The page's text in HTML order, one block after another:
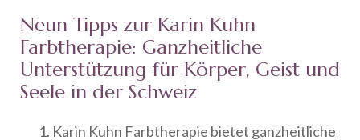
Neun Tipps zur Karin Kuhn
Farbtherapie: Ganzheitliche
Unterstützung für Körper, Geist und
Seele in der Schweiz
Karin Kuhn Farbtherapie bietet ganzheitliche